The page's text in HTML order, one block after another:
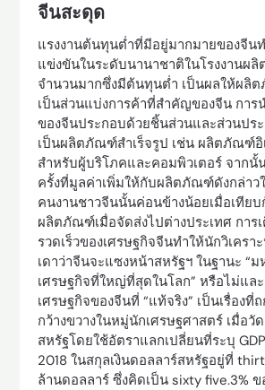
จีนสะดุด
แรงงานต้นทุนต่ำที่มีอยู่มากมายของจีน
แข่งขันในระดับนานาชาติในโรงงานผลิ
จำนวนมากซึ่งมีต้นทุนต่ำ เป็นผลให้ผลิ
เป็นส่วนแบ่งการค้าที่สำคัญของจีน การ
ของจีนประกอบด้วยชิ้นส่วนและส่วนปร
เป็นผลิตภัณฑ์สำเร็จรูป เช่น ผลิตภัณฑ์อิ
สำหรับผู้บริโภคและคอมพิวเตอร์ จากนั้
ครั้งที่มูลค่าเพิ่มให้กับผลิตภัณฑ์ดังกล่าว
คนงานชาวจีนนั้นค่อนข้างน้อยเมื่อเทีย
ผลิตภัณฑ์เมื่อจัดส่งไปต่างประเทศ การ
รวดเร็วของเศรษฐกิจจีนทำให้นักวิเคร
เดาว่าจีนจะแซงหน้าสหรัฐฯ ในฐานะ “
เศรษฐกิจที่ใหญ่ที่สุดในโลก” หรือไม่แล
เศรษฐกิจของจีนที่ “แท้จริง” เป็นเรื่องที่
กว้างขวางในหมู่นักเศรษฐศาสตร์ เมื่อวั
สหรัฐโดยใช้อัตราแลกเปลี่ยนที่ระบุ
2018 ในสกุลเงินดอลลาร์สหรัฐอยู่ที่
ล้านดอลลาร์ ซึ่งคิดเป็น sixty five.3%